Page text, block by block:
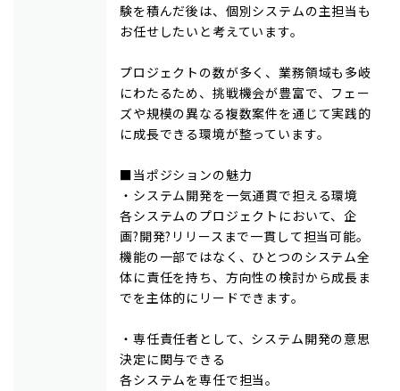
験を積んだ後は、個別システムの主担当も
お任せしたいと考えています。
プロジェクトの数が多く、業務領域も多岐
にわたるため、挑戦機会が豊富で、フェー
ズや規模の異なる複数案件を通じて実践的
に成長できる環境が整っています。
■当ポジションの魅力
・システム開発を一気通貫で担える環境
各システムのプロジェクトにおいて、企
画?開発?リリースまで一貫して担当可能。
機能の一部ではなく、ひとつのシステム全
体に責任を持ち、方向性の検討から成長ま
でを主体的にリードできます。
・専任責任者として、システム開発の意思
決定に関与できる
各システムを専任で担当。